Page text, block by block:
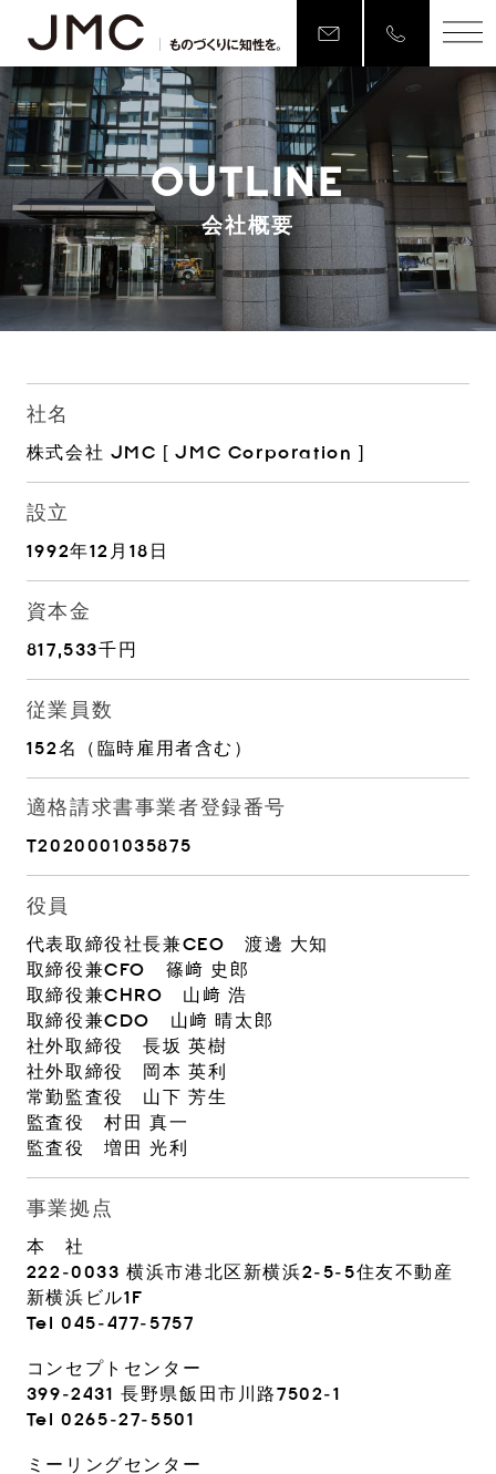
OUTLINE
会社概要
社名
株式会社 JMC [ JMC Corporation ]
設立
1992年12月18日
資本金
817,533千円
従業員数
152名（臨時雇用者含む）
適格請求書事業者登録番号
T2020001035875
役員
代表取締役社長兼CEO 渡邊 大知
取締役兼CFO 篠﨑 史郎
取締役兼CHRO 山﨑 浩
取締役兼CDO 山﨑 晴太郎
社外取締役 長坂 英樹
社外取締役 岡本 英利
常勤監査役 山下 芳生
監査役 村田 真一
監査役 増田 光利
事業拠点
本 社
222-0033 横浜市港北区新横浜2-5-5住友不動産
新横浜ビル1F
Tel 045-477-5757
コンセプトセンター
399-2431 長野県飯田市川路7502-1
Tel 0265-27-5501
ミーリングセンター